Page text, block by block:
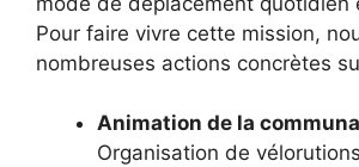
Pour faire vivre cette mission,
nombreuses actions concrètes
Animation de la
Organisation de